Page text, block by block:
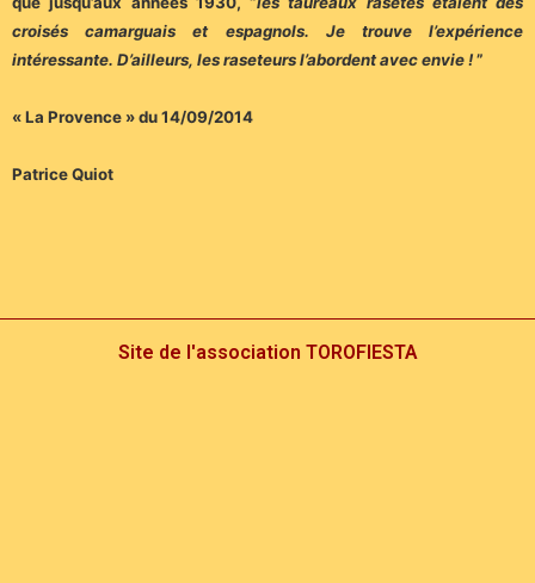
croisés camarguais et espagnols. Je trouve l’expérience
intéressante. D’ailleurs, les raseteurs l’abordent avec envie !”
« La Provence » du 14/09/2014
Patrice Quiot
Site de l'association TOROFIESTA